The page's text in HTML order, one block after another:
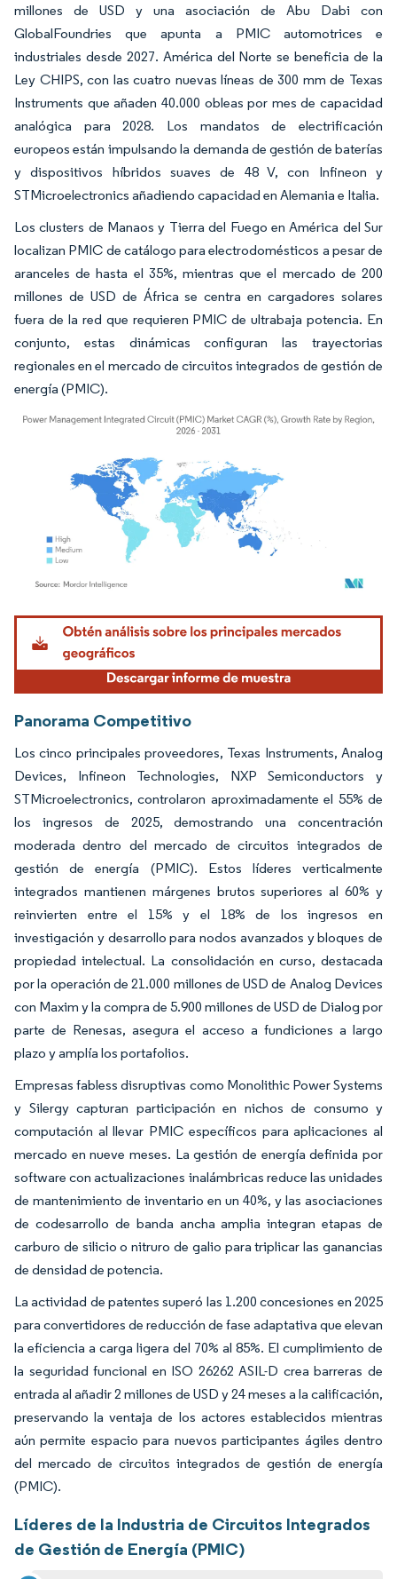
millones de USD y una asociación de Abu Dabi con
GlobalFoundries que apunta a PMIC automotrices e
industriales desde 2027. América del Norte se beneficia de la
Ley CHIPS, con las cuatro nuevas líneas de 300 mm de Texas
Instruments que añaden 40.000 obleas por mes de capacidad
analógica para 2028. Los mandatos de electrificación
europeos están impulsando la demanda de gestión de baterías
y dispositivos híbridos suaves de 48 V, con Infineon y
STMicroelectronics añadiendo capacidad en Alemania e Italia.
Los clusters de Manaos y Tierra del Fuego en América del Sur
localizan PMIC de catálogo para electrodomésticos a pesar de
aranceles de hasta el 35%, mientras que el mercado de 200
millones de USD de África se centra en cargadores solares
fuera de la red que requieren PMIC de ultrabaja potencia. En
conjunto, estas dinámicas configuran las trayectorias
regionales en el mercado de circuitos integrados de gestión de
energía (PMIC).
Imagen © Mordor Intelligence. El uso requiere atribución según CC BY 4.0.
Panorama Competitivo
Los cinco principales proveedores, Texas Instruments, Analog
Devices, Infineon Technologies, NXP Semiconductors y
STMicroelectronics, controlaron aproximadamente el 55% de
los ingresos de 2025, demostrando una concentración
moderada dentro del mercado de circuitos integrados de
gestión de energía (PMIC). Estos líderes verticalmente
integrados mantienen márgenes brutos superiores al 60% y
reinvierten entre el 15% y el 18% de los ingresos en
investigación y desarrollo para nodos avanzados y bloques de
propiedad intelectual. La consolidación en curso, destacada
por la operación de 21.000 millones de USD de Analog Devices
con Maxim y la compra de 5.900 millones de USD de Dialog por
parte de Renesas, asegura el acceso a fundiciones a largo
plazo y amplía los portafolios.
Empresas fabless disruptivas como Monolithic Power Systems
y Silergy capturan participación en nichos de consumo y
computación al llevar PMIC específicos para aplicaciones al
mercado en nueve meses. La gestión de energía definida por
software con actualizaciones inalámbricas reduce las unidades
de mantenimiento de inventario en un 40%, y las asociaciones
de codesarrollo de banda ancha amplia integran etapas de
carburo de silicio o nitruro de galio para triplicar las ganancias
de densidad de potencia.
La actividad de patentes superó las 1.200 concesiones en 2025
para convertidores de reducción de fase adaptativa que elevan
la eficiencia a carga ligera del 70% al 85%. El cumplimiento de
la seguridad funcional en ISO 26262 ASIL-D crea barreras de
entrada al añadir 2 millones de USD y 24 meses a la calificación,
preservando la ventaja de los actores establecidos mientras
aún permite espacio para nuevos participantes ágiles dentro
del mercado de circuitos integrados de gestión de energía
(PMIC).
Líderes de la Industria de Circuitos Integrados
de Gestión de Energía (PMIC)